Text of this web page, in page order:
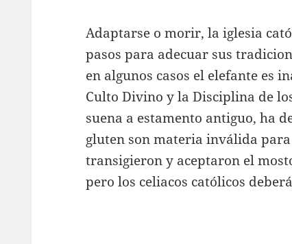
Adaptarse o morir, la iglesia
pasos para adecuar sus
en algunos casos el elefante es
Culto Divino y la Disciplina de
suena a estamento antiguo, ha
gluten son materia inválida
transigieron y aceptaron el
pero los celiacos católicos